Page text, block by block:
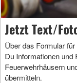
Jetzt Text/
Über das Formular
Du Informationen und
Feuerwehrhäusern
übermitteln.